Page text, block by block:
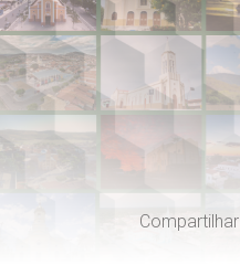
Compartilhar